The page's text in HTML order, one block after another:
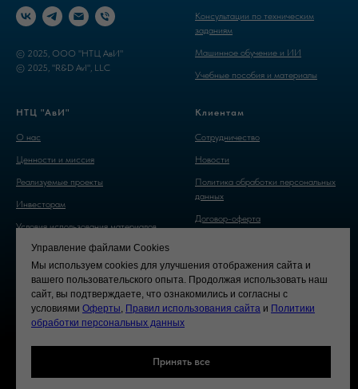
Управление файлами Cookies
Мы используем cookies для улучшения отображения сайта и
вашего пользовательского опыта. Продолжая использовать наш
сайт, вы подтверждаете, что ознакомились и согласны с
условиями Оферты, Правил использования сайта и Политики
обработки персональных данных
Принять все
© 2025, ООО "НТЦ АвИ"
© 2025, "R&D AvI", LLC
Консультации по техническим
заданиям
Машинное обучение и ИИ
Учебные пособия и материалы
НТЦ "АвИ"
О нас
Ценности и миссия
Реализуемые проекты
Инвесторам
Условия использования материалов
Клиентам
Cотрудничество
Новости
Политика обработки персональных
данных
Договор-оферта